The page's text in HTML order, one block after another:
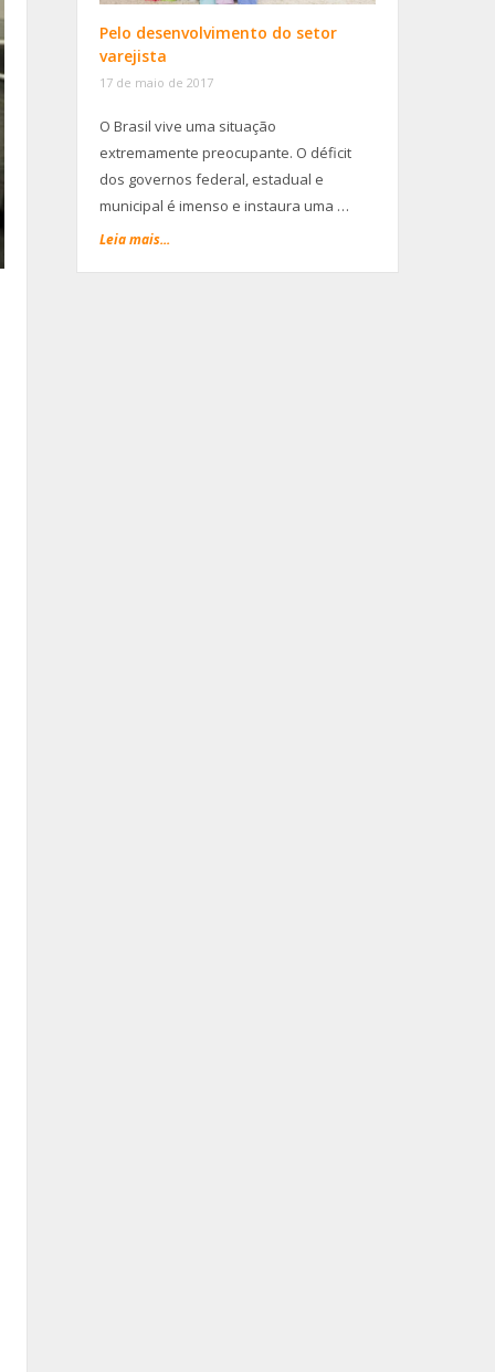
Pelo desenvolvimento do setor
varejista
17 de maio de 2017
O Brasil vive uma situação
extremamente preocupante. O déficit
dos governos federal, estadual e
municipal é imenso e instaura uma …
Leia mais...